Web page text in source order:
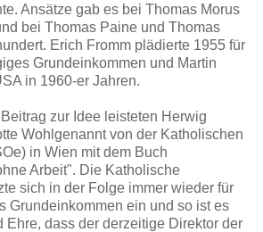
Ansätze gab es bei Thomas Morus
bei Thomas Paine und Thomas
Erich Fromm plädierte 1955 für
Grundeinkommen und Martin
in 1960-er Jahren.
zur Idee leisteten Herwig
Wohlgenannt von der Katholischen
in Wien mit dem Buch
Arbeit". Die Katholische
sich in der Folge immer wieder für
Grundeinkommen ein und so ist es
Ehre, dass der derzeitige Direktor der